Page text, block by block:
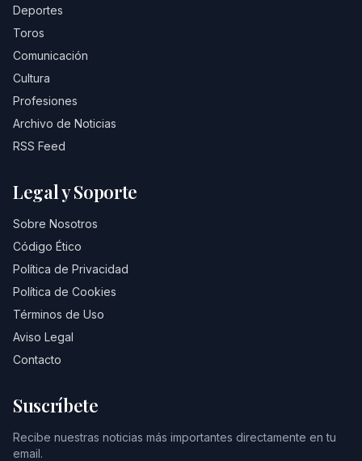
Deportes
Toros
Comunicación
Cultura
Profesiones
Archivo de Noticias
RSS Feed
Legal y Soporte
Sobre Nosotros
Código Ético
Política de Privacidad
Política de Cookies
Términos de Uso
Aviso Legal
Contacto
Suscríbete
Recibe nuestras noticias más importantes directamente en tu
email.